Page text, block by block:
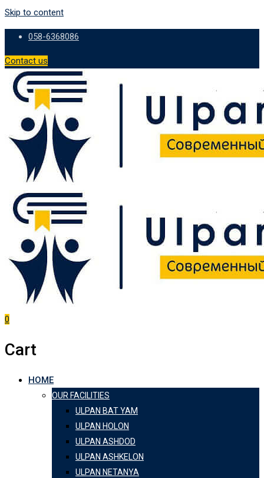
Skip to content
058-6368086
Contact us
0
Cart
HOME
OUR FACILITIES
ULPAN BAT YAM
ULPAN HOLON
ULPAN ASHDOD
ULPAN ASHKELON
ULPAN NETANYA